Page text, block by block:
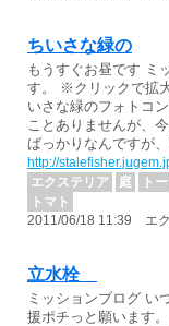
ちいさな緑の
もうすぐお昼です ミ
す。 ※クリックで拡
いさな緑のフォトコ
ことありませんが、
ばっかりなんですが
http://
エクステリア
庭 ト
トマト
2011/06/18 11:39 エク
立水栓
ミッションブログ い
援ポチっと願います